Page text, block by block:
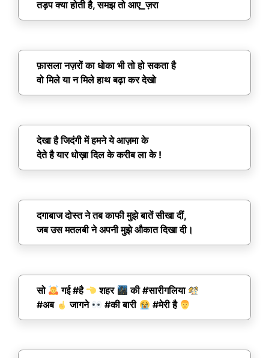
तड़प क्या होती है, समझ तो आए_ज़रा
फ़ासला नज़रों का धोका भी तो हो सकता है
वो मिले या न मिले हाथ बढ़ा कर देखो
देखा है जिदंगी में हमने ये आज़मा के
देते है यार धोख़ा दिल के करीब ला के !
दगाबाज दोस्त ने तब काफी मुझे बातें सीखा दीं,
जब उस मतलबी ने अपनी मुझे औकात दिखा दी।
सो गई #है शहर
की #सारीगलिया
#अब
जागने #की बारी #मेरी है